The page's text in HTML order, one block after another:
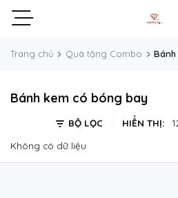
Trang chủ Quà tặng Combo
Bánh kem có bóng bay
BỘ LỌC HIỂN THỊ:
Không có dữ liệu